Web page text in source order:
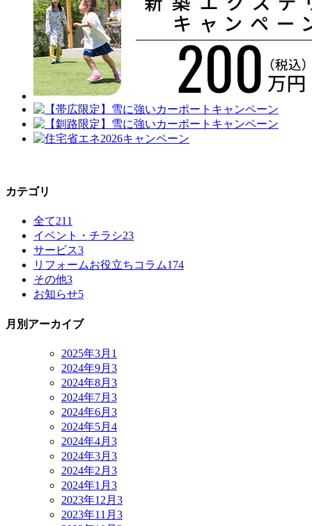
カテゴリ
全て211
イベント・チラシ23
サービス3
リフォームお役立ちコラム174
その他3
お知らせ5
月別アーカイブ
2025年3月 1
2024年9月 3
2024年8月 3
2024年7月 3
2024年6月 3
2024年5月 4
2024年4月 3
2024年3月 3
2024年2月 3
2024年1月 3
2023年12月 3
2023年11月 3